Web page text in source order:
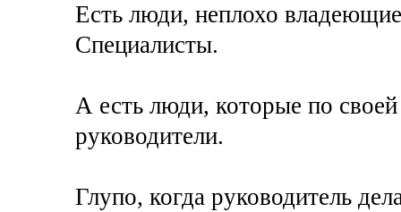
Есть люди, неплохо
Специалисты.
А есть люди, которые по
руководители.
Глупо, когда руководитель